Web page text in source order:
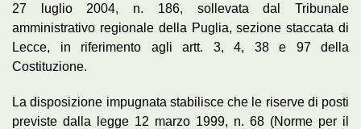
27 luglio 2004, n. 186, sollevata dal Tribunale
amministrativo regionale della Puglia, sezione staccata di
Lecce, in riferimento agli artt. 3, 4, 38 e 97 della
Costituzione.
La disposizione impugnata stabilisce che le riserve di posti
previste dalla legge 12 marzo 1999, n. 68 (Norme per il